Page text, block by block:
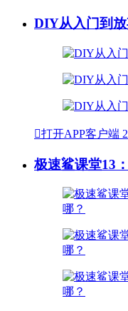
DIY从入门到
打开APP客户端
极速鲨课堂13